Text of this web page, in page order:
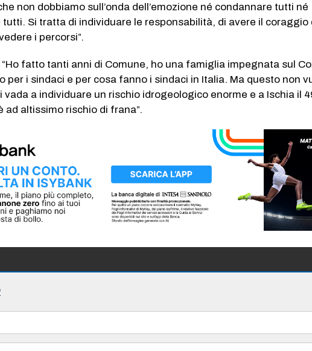
non dobbiamo sull’onda dell’emozione né condannare tutti né
tutti. Si tratta di individuare le responsabilità, di avere il coraggio
i percorsi”.
“Ho fatto tanti anni di Comune, ho una famiglia impegnata sul
per i sindaci e per cosa fanno i sindaci in Italia. Ma questo non
vada a individuare un rischio idrogeologico enorme e a Ischia il
ad altissimo rischio di frana”.